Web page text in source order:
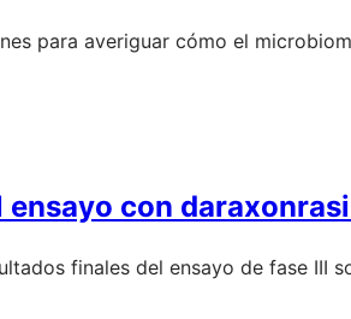
para averiguar cómo el
con
finales del ensayo de fase